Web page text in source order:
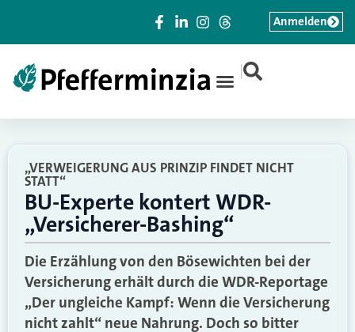
|
Anmelden
„VERWEIGERUNG AUS PRINZIP FINDET NICHT
STATT“
BU-Experte kontert WDR-
„Versicherer-Bashing“
Die Erzählung von den Bösewichten bei der
Versicherung erhält durch die WDR-Reportage
„Der ungleiche Kampf: Wenn die Versicherung
nicht zahlt“ neue Nahrung. Doch so bitter